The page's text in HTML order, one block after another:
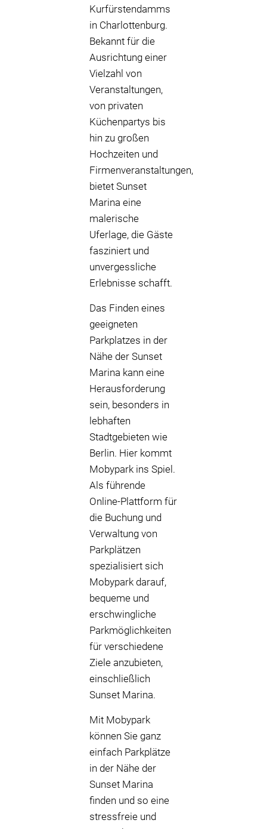
Kurfürstendamms
in Charlottenburg.
Bekannt für die
Ausrichtung einer
Vielzahl von
Veranstaltungen,
von privaten
Küchenpartys bis
hin zu großen
Hochzeiten und
Firmenveranstaltungen,
bietet Sunset
Marina eine
malerische
Uferlage, die Gäste
fasziniert und
unvergessliche
Erlebnisse schafft.
Das Finden eines
geeigneten
Parkplatzes in der
Nähe der Sunset
Marina kann eine
Herausforderung
sein, besonders in
lebhaften
Stadtgebieten wie
Berlin. Hier kommt
Mobypark ins Spiel.
Als führende
Online-Plattform für
die Buchung und
Verwaltung von
Parkplätzen
spezialisiert sich
Mobypark darauf,
bequeme und
erschwingliche
Parkmöglichkeiten
für verschiedene
Ziele anzubieten,
einschließlich
Sunset Marina.
Mit Mobypark
können Sie ganz
einfach Parkplätze
in der Nähe der
Sunset Marina
finden und so eine
stressfreie und